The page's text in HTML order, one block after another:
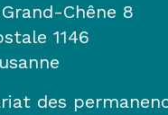
Chêne 8
1146
des